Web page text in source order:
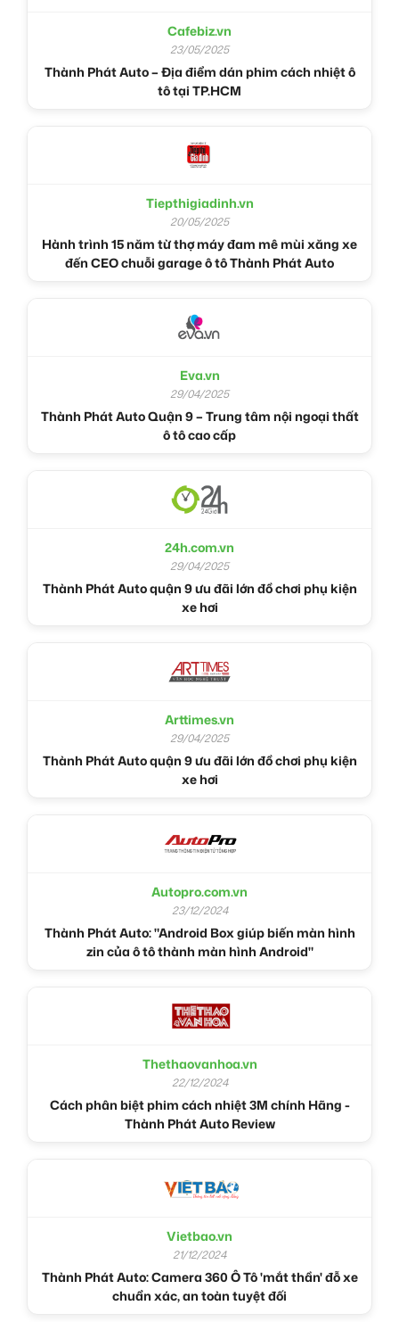
Cafebiz.vn
23/05/2025
Thành Phát Auto – Địa điểm dán phim cách nhiệt ô
tô tại TP.HCM
Tiepthigiadinh.vn
20/05/2025
Hành trình 15 năm từ thợ máy đam mê mùi xăng xe
đến CEO chuỗi garage ô tô Thành Phát Auto
Eva.vn
29/04/2025
Thành Phát Auto Quận 9 – Trung tâm nội ngoại thất
ô tô cao cấp
24h.com.vn
29/04/2025
Thành Phát Auto quận 9 ưu đãi lớn đồ chơi phụ kiện
xe hơi
Arttimes.vn
29/04/2025
Thành Phát Auto quận 9 ưu đãi lớn đồ chơi phụ kiện
xe hơi
Autopro.com.vn
23/12/2024
Thành Phát Auto: "Android Box giúp biến màn hình
zin của ô tô thành màn hình Android"
Thethaovanhoa.vn
22/12/2024
Cách phân biệt phim cách nhiệt 3M chính Hãng -
Thành Phát Auto Review
Vietbao.vn
21/12/2024
Thành Phát Auto: Camera 360 Ô Tô 'mắt thần' đỗ xe
chuẩn xác, an toàn tuyệt đối